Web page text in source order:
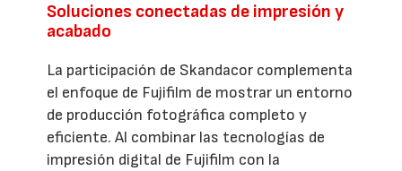
Soluciones conectadas de impresión y
acabado
La participación de Skandacor complementa
el enfoque de Fujifilm de mostrar un entorno
de producción fotográfica completo y
eficiente. Al combinar las tecnologías de
impresión digital de Fujifilm con la